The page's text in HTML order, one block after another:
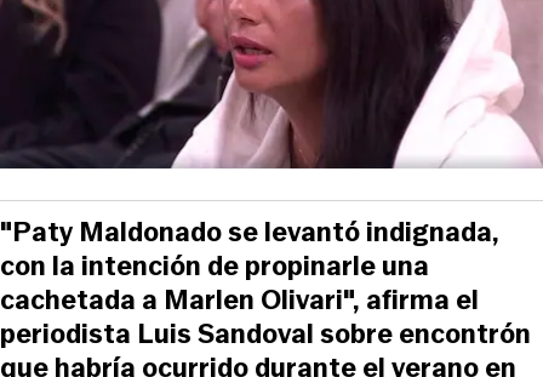
"Paty Maldonado se levantó indignada,
con la intención de propinarle una
cachetada a Marlen Olivari", afirma el
periodista Luis Sandoval sobre encontrón
que habría ocurrido durante el verano en